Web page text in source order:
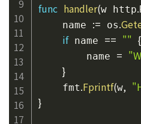
func handler(w http.
	name
:= os.
if name == "" {
		name
=
}
	fmt
.Fprintf(w,
}